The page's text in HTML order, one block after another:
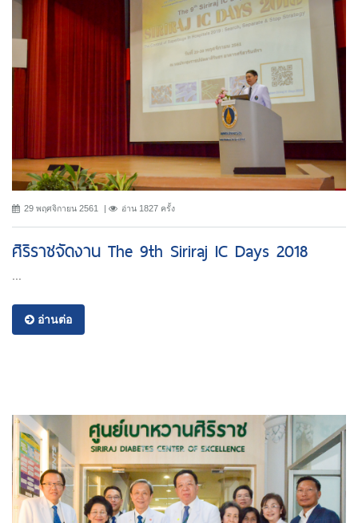
29 พฤศจิกายน 2561 อ่าน 1827 ครั้ง
ศิริราชจัดงาน The 9th Siriraj IC Days 2018
อ่านต่อ